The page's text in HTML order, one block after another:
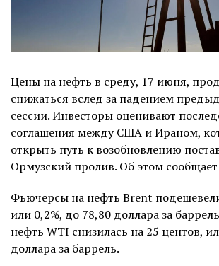
Цены на нефть в среду, 17 июня,
снижаться вслед за падением
сессии. Инвесторы оценивают
соглашения между США и Ираном,
открыть путь к возобновлению
Ормузский пролив. Об этом сообщает
Фьючерсы на нефть Brent
или 0,2%, до 78,80 доллара за
нефть WTI снизилась на 25 центов,
доллара за баррель.